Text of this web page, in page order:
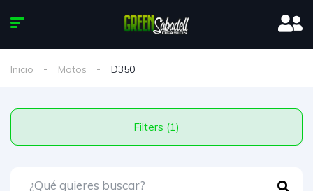
Inicio Motos D350
Filters (1)